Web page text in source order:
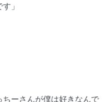
」
ーさんが僕は好きなんで